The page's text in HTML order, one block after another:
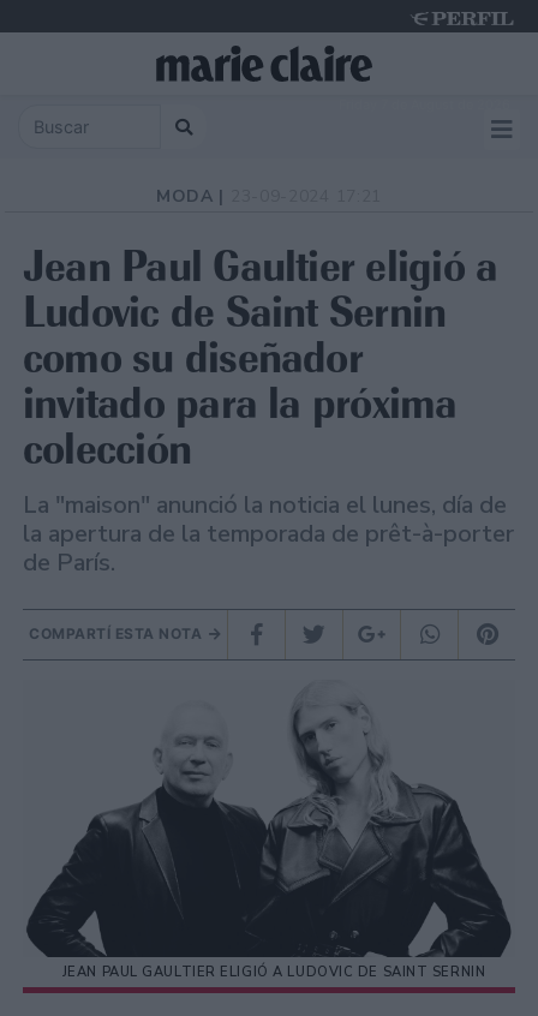
MODA |
Jean Paul Gaultier eligió a
Ludovic de Saint Sernin
como su diseñador
invitado para la próxima
colección
La "maison" anunció la noticia el lunes, día de
la apertura de la temporada de prêt-à-porter
de París.
COMPARTÍ ESTA NOTA
JEAN PAUL GAULTIER ELIGIÓ A LUDOVIC DE SAINT SERNIN